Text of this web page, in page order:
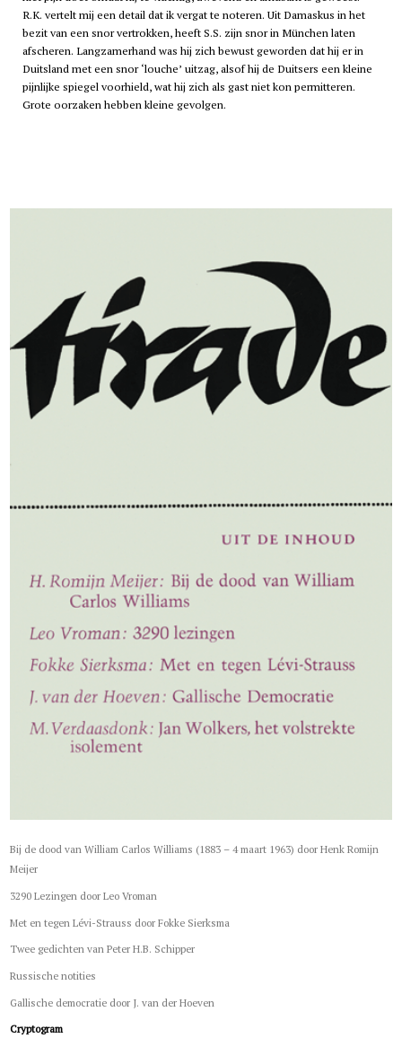
R.K. vertelt mij een detail dat ik vergat te noteren. Uit Damaskus in het
bezit van een snor vertrokken, heeft S.S. zijn snor in München laten
afscheren. Langzamerhand was hij zich bewust geworden dat hij er in
Duitsland met een snor ‘louche’ uitzag, alsof hij de Duitsers een kleine
pijnlijke spiegel voorhield, wat hij zich als gast niet kon permitteren.
Grote oorzaken hebben kleine gevolgen.
Bij de dood van William Carlos Williams (1883 – 4 maart 1963) door Henk Romijn
Meijer
3290 Lezingen door Leo Vroman
Met en tegen Lévi-Strauss door Fokke Sierksma
Twee gedichten van Peter H.B. Schipper
Russische notities
Gallische democratie door J. van der Hoeven
Cryptogram